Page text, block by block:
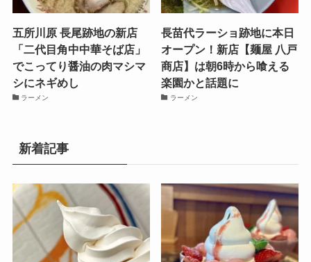
五所川原 長尾跡地の新店
「二代目角中中華そば店」
でこってり醤油の肉マシマ
シにネギめし
ラーメン
長苗代ラーショ跡地に本日
オープン！新店【麺屋 八戸
商店】は朝6時から喰える
楽園かと話題に
ラーメン
新着記事